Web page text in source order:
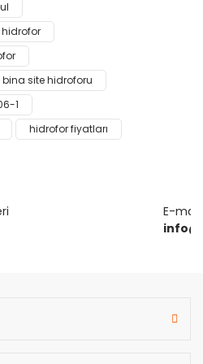
Yaz
veya görüntülenemiyor.
bilgiler bulunuyor.
bulunuyor.
daha pahalı.
olmalı.
Gönder
hidrofor
site hidroforu
1
hidrofor fiyatları
E-mail